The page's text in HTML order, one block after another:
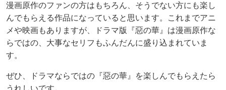
漫画原作のファンの方はもちろん、そうでない方にも楽し
んでもらえる作品になっていると思います。これまでアニ
メや映画もありますが、ドラマ版『惡の華』は漫画原作な
らではの、大事なセリフもふんだんに盛り込まれていま
す。
ぜひ、ドラマならではの『惡の華』を楽しんでもらえたら
うれしいです。